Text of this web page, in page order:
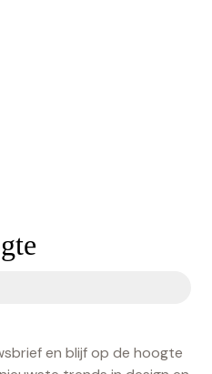
en blijf op de hoogte